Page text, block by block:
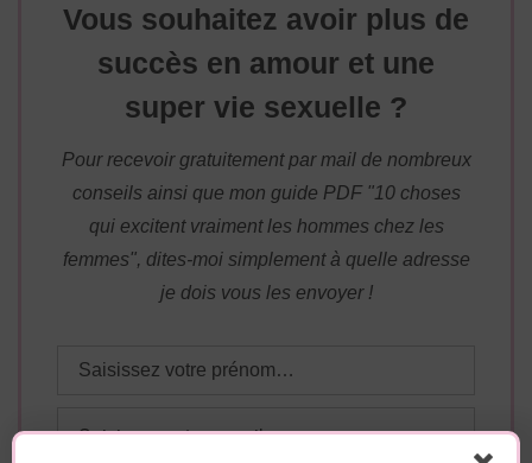
Vous souhaitez avoir plus de
succès en amour et une
super vie sexuelle ?
Pour recevoir gratuitement par mail de nombreux
conseils ainsi que mon guide PDF "10 choses
qui excitent vraiment les hommes chez les
femmes", dites-moi simplement à quelle adresse
je dois vous les envoyer !